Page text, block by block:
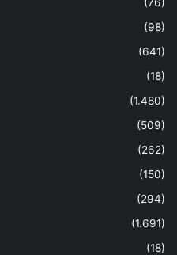
(98)
(641)
(18)
(1.480)
(509)
(262)
(150)
(294)
(1.691)
(18)